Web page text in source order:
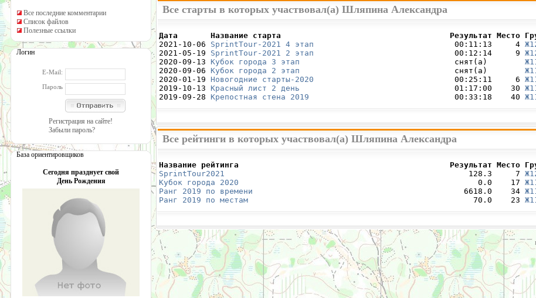
Все последние комментарии
Список файлов
Полезные ссылки
Логин
E-Mail:
Пароль
Регистрация на сайте!
Забыли пароль?
База ориентировщиков
Сегодня празднует свой
День Рождения
Все старты в которых участвовал(а) Шляпина Александра
Дата       Название старта                                    Результат Место
2021-10-06 SprintTour-2021 4 этап
                              00:11:13     4
2021-05-19 SprintTour-2021 2 этап
                              00:12:14     9
2020-09-13 Кубок города 3 этап
                                 снят(а)
2020-09-06 Кубок города 2 этап
                                 снят(а)
2020-01-19 Новогодние старты-2020
                              00:25:11     6
2019-10-13 Красный лист 2 день
                                 01:17:00    30
2019-09-28 Крепостная стена 2019
                               00:33:18    40
Все рейтинги в которых участвовал(а) Шляпина Александра
Название рейтинга                                             Результат Место
SprintTour2021
                                                    128.3     7
Кубок города 2020
                                                   0.0    17
Ранг 2019 по времени
                                             6618.0    34
Ранг 2019 по местам
                                                70.0    23